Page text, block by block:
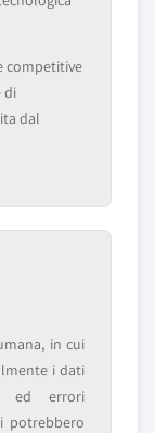
competitive
di
dal
in cui
i dati
ed errori
potrebbero